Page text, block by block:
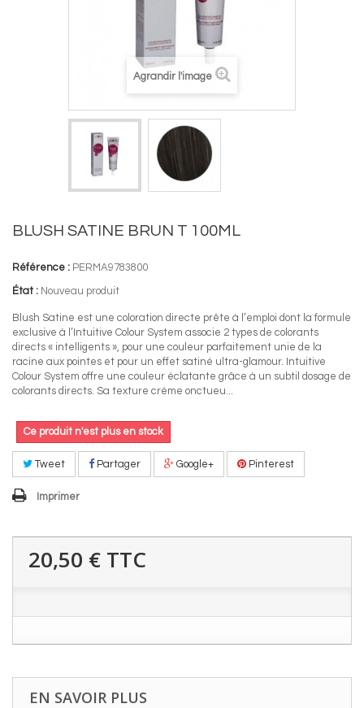
Agrandir l'image
BLUSH SATINE BRUN T 100ML
Référence : PERMA9783800
État : Nouveau produit
Blush Satine est une coloration directe prête à l’emploi dont la formule
exclusive à l’Intuitive Colour System associe 2 types de colorants
directs « intelligents », pour une couleur parfaitement unie de la
racine aux pointes et pour un effet satiné ultra-glamour. Intuitive
Colour System offre une couleur éclatante grâce à un subtil dosage de
colorants directs. Sa texture crème onctueu...
Ce produit n'est plus en stock
Tweet Partager Google+ Pinterest
Imprimer
20,50 € TTC
EN SAVOIR PLUS